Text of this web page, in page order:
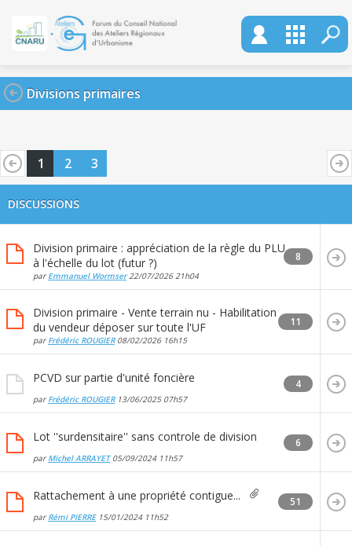
Divisions primaires
1 2 3
DISCUSSIONS
Division primaire : appréciation de la règle du PLU
à l'échelle du lot (futur ?)
par Emmanuel Wormser22/07/2026 21h04
8
Division primaire - Vente terrain nu - Habilitation
du vendeur déposer sur toute l'UF
par Frédéric ROUGIER08/02/2026 16h15
11
PCVD sur partie d'unité foncière
par Frédéric ROUGIER13/06/2025 07h57
4
Lot ''surdensitaire'' sans controle de division
par Michel ARRAYET05/09/2024 11h57
6
Rattachement à une propriété contigue...
par Rémi PIERRE15/01/2024 11h52
51